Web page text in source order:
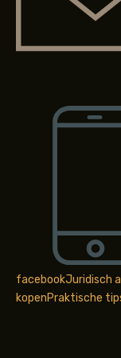
facebookJuridisch
kopenPraktische